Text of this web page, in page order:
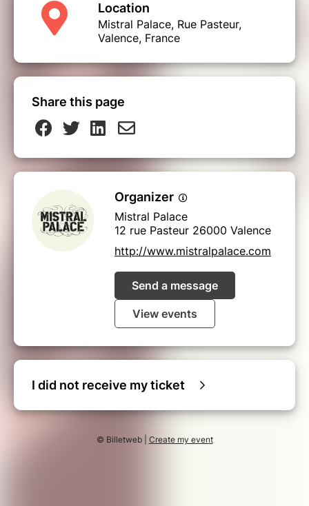
Location
Mistral Palace, Rue Pasteur,
Valence, France
Share this page
Organizer
Mistral Palace
12 rue Pasteur 26000 Valence
http://www.mistralpalace.com
Send a message
View events
I did not receive my ticket
© Billetweb | Create my event